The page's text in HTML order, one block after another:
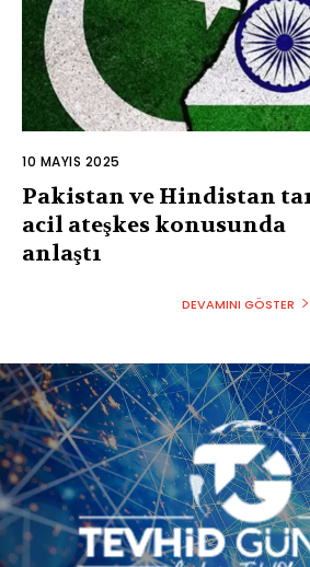
10 MAYIS 2025
Pakistan ve Hindistan
acil ateşkes konusunda
anlaştı
DEVAMINI GÖSTER